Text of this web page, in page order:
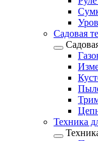
Садовая
Техника